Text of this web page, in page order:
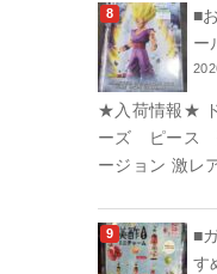
■
ー
★入荷情報★
ーズ ピース
ージョン 激レ
■
す